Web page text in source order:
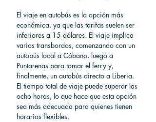
El viaje en autobús es la opción más
económica, ya que las tarifas suelen ser
inferiores a 15 dólares. El viaje implica
varios transbordos, comenzando con un
autobús local a Cóbano, luego a
Puntarenas para tomar el ferry y,
finalmente, un autobús directo a Liberia.
El tiempo total de viaje puede superar las
ocho horas, lo que hace que esta opción
sea más adecuada para quienes tienen
horarios flexibles.